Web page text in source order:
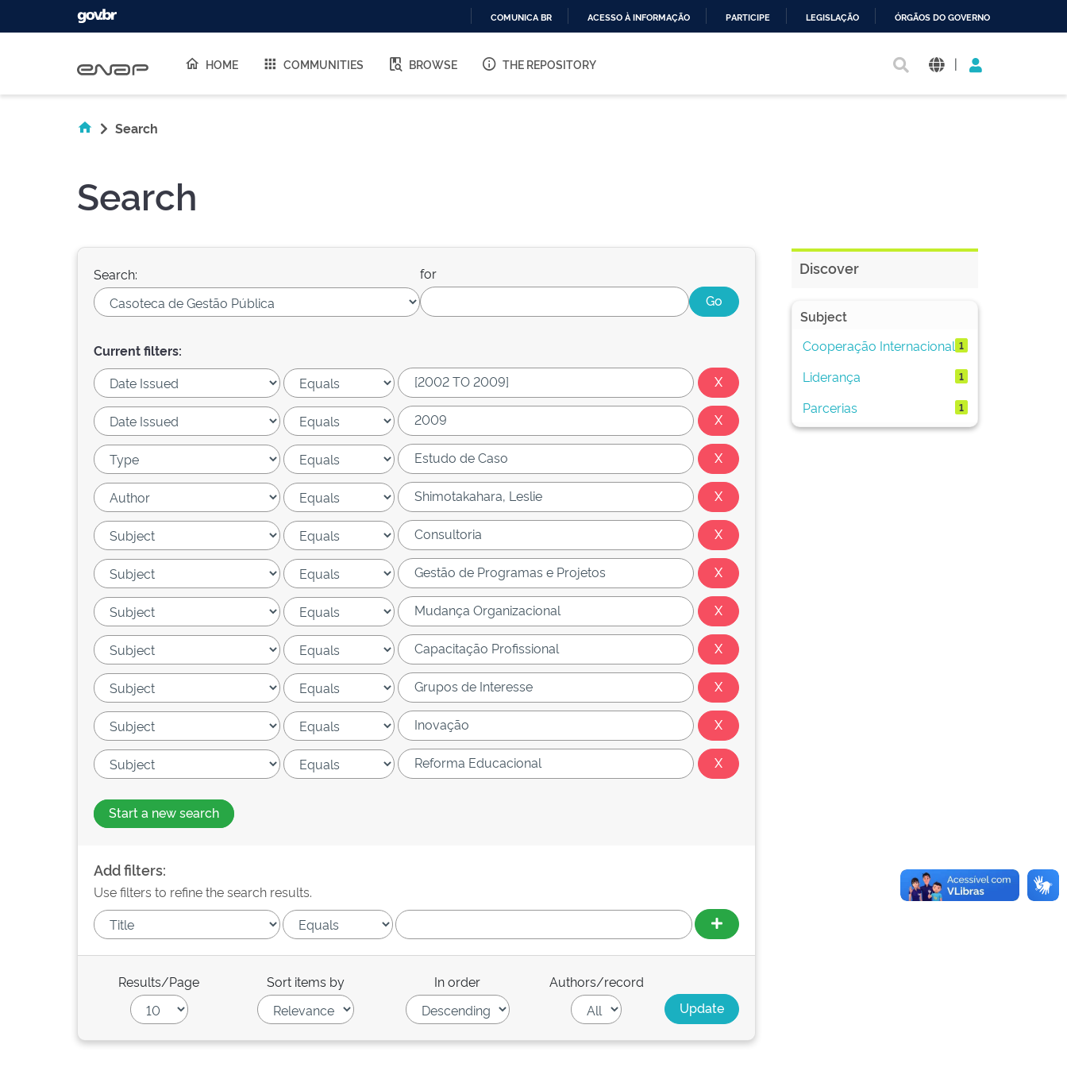
O
COMUNICA BR ACESSO À INFORMAÇÃO PARTICIPE LEGISLAÇÃO ÓRGÃOS DO GOVERNO
HOME COMMUNITIES BROWSE THE REPOSITORY |
Search
Search
Search: for
Current filters:
Start a new search
Add filters:
Use filters to refine the search results.
Results/Page Sort items by In order Authors/record
Discover
Subject
Cooperação Internacional 1
Liderança 1
Parcerias 1